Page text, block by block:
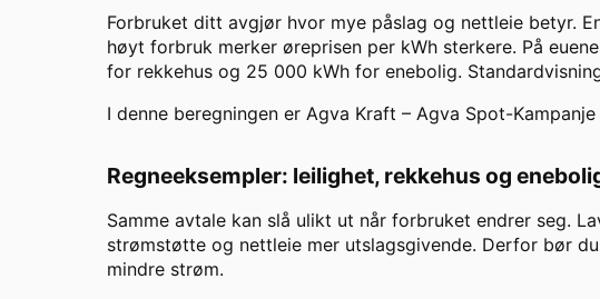
Forbruket ditt avgjør hvor mye påslag og nettleie betyr.
høyt forbruk merker øreprisen per kWh sterkere. På
for rekkehus og 25 000 kWh for enebolig.
I denne beregningen er Agva Kraft – Agva Spot-Kampanje
Regneeksempler: leilighet, rekkehus og
Samme avtale kan slå ulikt ut når forbruket endrer seg.
strømstøtte og nettleie mer utslagsgivende. Derfor bør
mindre strøm.